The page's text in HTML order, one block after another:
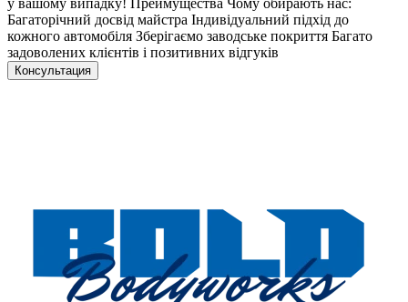
Багаторічний досвід майстра Індивідуальний підхід до
кожного автомобіля Зберігаємо заводське покриття Багато
задоволених клієнтів і позитивних відгуків
Консультация